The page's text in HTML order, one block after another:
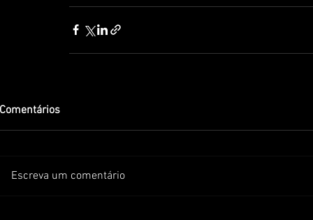
Comentários
Escreva um comentário